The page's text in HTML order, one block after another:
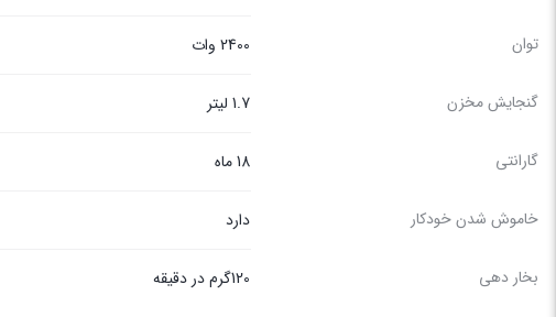
توان 2400 وات
گنجایش مخزن 1.7 لیتر
گارانتی 18 ماه
خاموش شدن خودکار دارد
بخار دهی 120گرم در دقیقه